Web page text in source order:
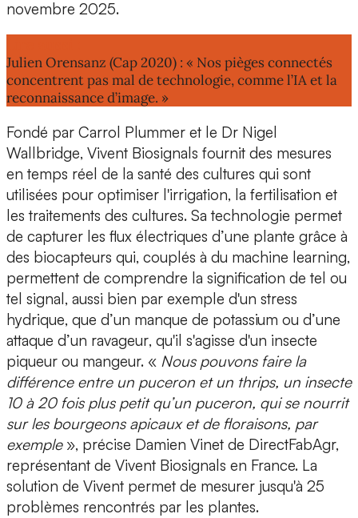
novembre 2025.
Julien Orensanz (Cap 2020) : « Nos pièges connectés
concentrent pas mal de technologie, comme l’IA et la
reconnaissance d’image. »
Fondé par Carrol Plummer et le Dr Nigel
Wallbridge, Vivent Biosignals fournit des mesures
en temps réel de la santé des cultures qui sont
utilisées pour optimiser l'irrigation, la fertilisation et
les traitements des cultures. Sa technologie permet
de capturer les flux électriques d’une plante grâce à
des biocapteurs qui, couplés à du machine learning,
permettent de comprendre la signification de tel ou
tel signal, aussi bien par exemple d'un stress
hydrique, que d’un manque de potassium ou d’une
attaque d’un ravageur, qu'il s'agisse d'un insecte
piqueur ou mangeur. « Nous pouvons faire la
différence entre un puceron et un thrips, un insecte
10 à 20 fois plus petit qu’un puceron, qui se nourrit
sur les bourgeons apicaux et de floraisons, par
exemple », précise Damien Vinet de DirectFabAgr,
représentant de Vivent Biosignals en France. La
solution de Vivent permet de mesurer jusqu'à 25
problèmes rencontrés par les plantes.